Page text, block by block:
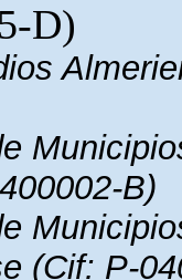
D)
B)
(Cif: P-